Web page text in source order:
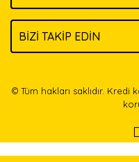
BİZİ TAKİP EDİN
© Tüm hakları saklıdır. Kredi